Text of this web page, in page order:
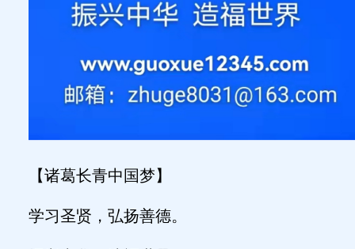
【诸葛长青中国梦】
学习圣贤，弘扬善德。